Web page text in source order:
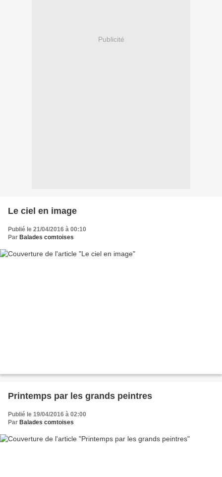
Publicité
Le ciel en image
Publié le 21/04/2016 à 00:10
Par Balades comtoises
Printemps par les grands peintres
Publié le 19/04/2016 à 02:00
Par Balades comtoises